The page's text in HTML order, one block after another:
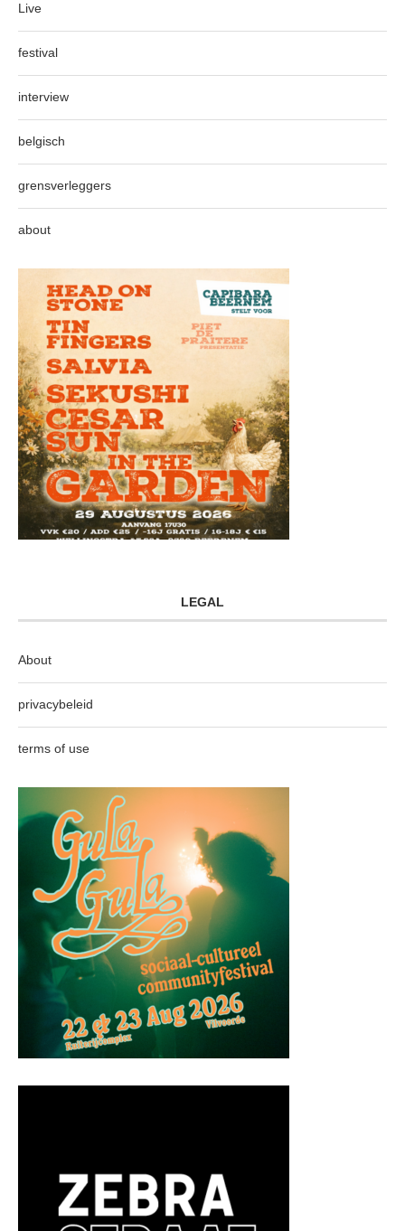
Live
festival
interview
belgisch
grensverleggers
about
LEGAL
About
privacybeleid
terms of use